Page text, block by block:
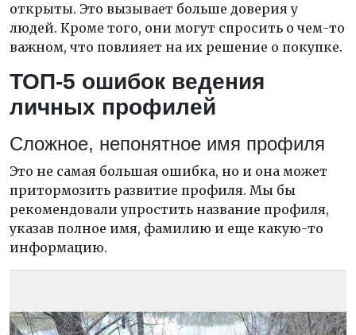
открыты. Это вызывает больше доверия у
людей. Кроме того, они могут спросить о чем-то
важном, что повлияет на их решение о покупке.
ТОП-5 ошибок ведения
личных профилей
Сложное, непонятное имя профиля
Это не самая большая ошибка, но и она может
притормозить развитие профиля. Мы бы
рекомендовали упростить название профиля,
указав полное имя, фамилию и еще какую-то
информацию.